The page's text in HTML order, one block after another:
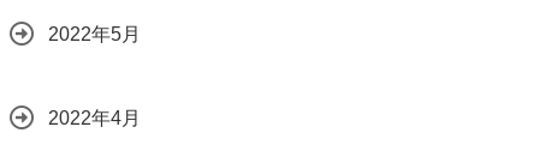
2022年5月
2022年4月